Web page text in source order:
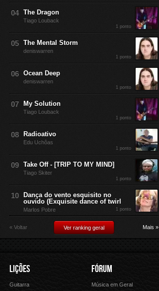
The Dragon
Tiago Louback
1 ponto
The Mental Storm
deniswarren
1 ponto
Ocean Deep
deniswarren
1 ponto
My Solution
Tiago Louback
1 ponto
Radioativo
Edu Uchôas
1 ponto
Take Off - [TRIP TO MY MIND]
Tiago Skiter
1 ponto
Dança do vento esquisito no
ouvido (Exquisite dance of twirl
Marlos Pobre 1 ponto
« Voltar Ver ranking geral Mais »
LIÇÕES
Guitarra
FÓRUM
Música em GeralCifra Club